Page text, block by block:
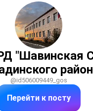
"Шавинская
@id506009449_gos
Перейти к посту